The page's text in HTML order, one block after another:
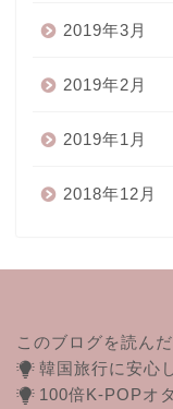
2019年3月
2019年2月
2019年1月
2018年12月
このブログを読ん
韓国旅行に安心
100倍K-POPオ